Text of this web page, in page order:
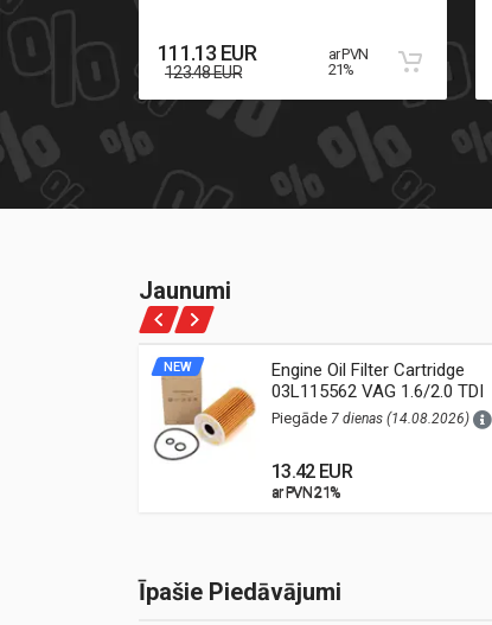
21% 111.13 EUR
123.48 EUR
ar PVN
21%
Jaunumi
NEW
Engine Oil Filter Cartridge
03L115562 VAG 1.6/2.0 TDI
(Audi, VW, Škoda, Seat)
Piegāde 7 dienas (14.08.2026)
13.42 EUR
ar PVN 21%
ar PVN 21%
Īpašie Piedāvājumi